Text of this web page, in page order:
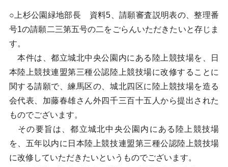
○上杉公園緑地部長 資料5、請願審査説明表の、整理番
号1の請願二三第五号の二をごらんいただきたいと存じま
す。
本件は、都立城北中央公園内にある陸上競技場を、日
本陸上競技連盟第三種公認陸上競技場に改修することに
関する請願で、練馬区の、城北四区に陸上競技場を造る
会代表、加藤春雄さん外四千三百十五人から提出された
ものでございます。
その要旨は、都立城北中央公園内にある陸上競技場
を、五年以内に日本陸上競技連盟第三種公認陸上競技場
に改修していただきたいというものでございます。